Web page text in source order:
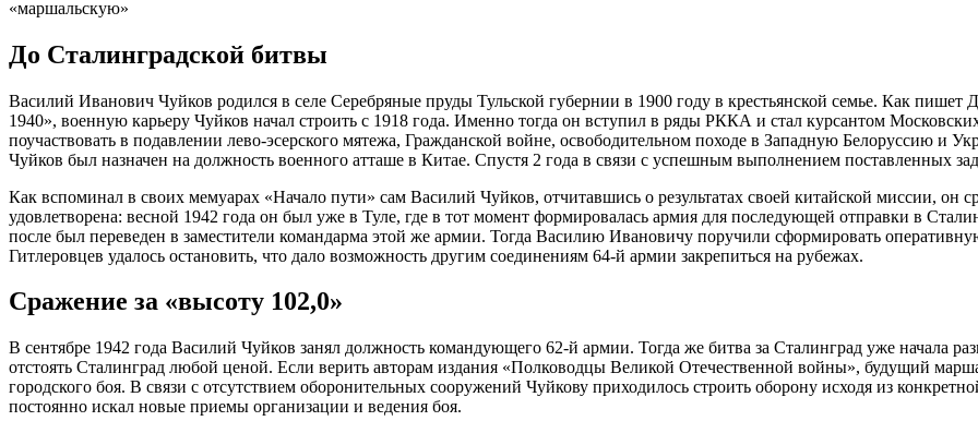
«маршальскую»
До Сталинградской битвы
Василий Иванович Чуйков родился в селе Серебряные пруды Тульской губернии в 1900 году в крестьянской семье. Как
1940», военную карьеру Чуйков начал строить с 1918 года. Именно тогда он вступил в ряды РККА и стал курсантом
поучаствовать в подавлении лево-эсерского мятежа, Гражданской войне, освободительном походе в Западную Белоруссию и
Чуйков был назначен на должность военного атташе в Китае. Спустя 2 года в связи с успешным выполнением поставленных
Как вспоминал в своих мемуарах «Начало пути» сам Василий Чуйков, отчитавшись о результатах своей китайской миссии, он
удовлетворена: весной 1942 года он был уже в Туле, где в тот момент формировалась армия для последующей отправки в
после был переведен в заместители командарма этой же армии. Тогда Василию Ивановичу поручили сформировать
Гитлеровцев удалось остановить, что дало возможность другим соединениям 64-й армии закрепиться на рубежах.
Сражение за «высоту 102,0»
В сентябре 1942 года Василий Чуйков занял должность командующего 62-й армии. Тогда же битва за Сталинград уже начала
отстоять Сталинград любой ценой. Если верить авторам издания «Полководцы Великой Отечественной войны», будущий
городского боя. В связи с отсутствием оборонительных сооружений Чуйкову приходилось строить оборону исходя из
постоянно искал новые приемы организации и ведения боя.